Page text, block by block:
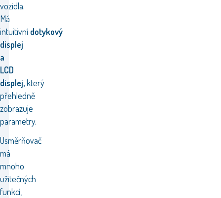
vozidla.
Má
intuitivní dotykový
displej
a
LCD
displej,který
přehledně
zobrazuje
parametry.
Usměrňovač
má
mnoho
užitečných
funkcí,